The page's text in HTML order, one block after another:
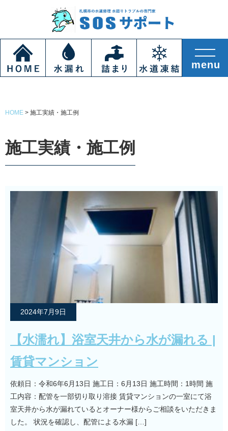
HOME > 施工実績・施工例
施工実績・施工例
2024年7月9日
【水濡れ】浴室天井から水が漏れる |
賃貸マンション
依頼日：令和6年6月13日 施工日：6月13日 施工時間：1時間 施
工内容：配管を一部切り取り溶接 賃貸マンションの一室にて浴
室天井から水が漏れているとオーナー様からご相談をいただきま
した。 状況を確認し、配管による水漏 […]